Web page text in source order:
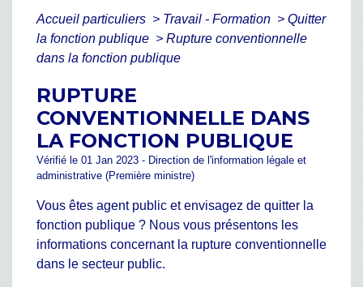
Accueil particuliers > Travail - Formation > Quitter
la fonction publique > Rupture conventionnelle
dans la fonction publique
RUPTURE
CONVENTIONNELLE DANS
LA FONCTION PUBLIQUE
Vérifié le 01 Jan 2023 - Direction de l'information légale et
administrative (Première ministre)
Vous êtes agent public et envisagez de quitter la
fonction publique ? Nous vous présentons les
informations concernant la rupture conventionnelle
dans le secteur public.